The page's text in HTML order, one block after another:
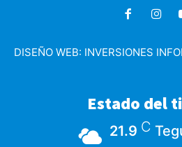
DISEÑO WEB: INVERSIONES
Estado del
21.9 C